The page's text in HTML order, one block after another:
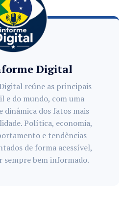
Digital
reúne as principais
e do mundo, com uma
dinâmica dos fatos mais
Política, economia,
e tendências
de forma acessível,
bem informado.